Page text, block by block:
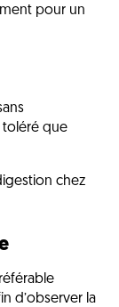
pour un
toléré que
chez
d’observer la